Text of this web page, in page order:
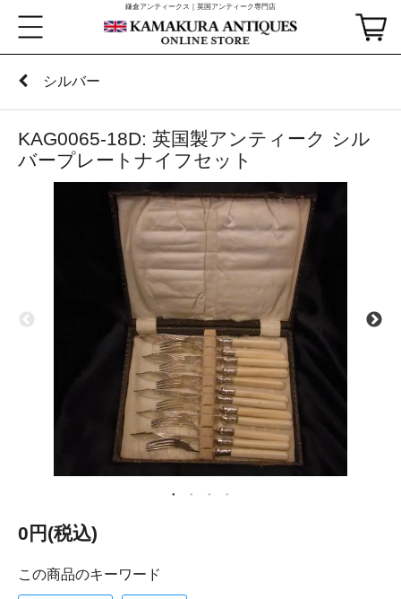
鎌倉アンティークス｜英国アンティーク専門店
シルバー
KAG0065-18D: 英国製アンティーク シル
バープレートナイフセット
0円(税込)
この商品のキーワード